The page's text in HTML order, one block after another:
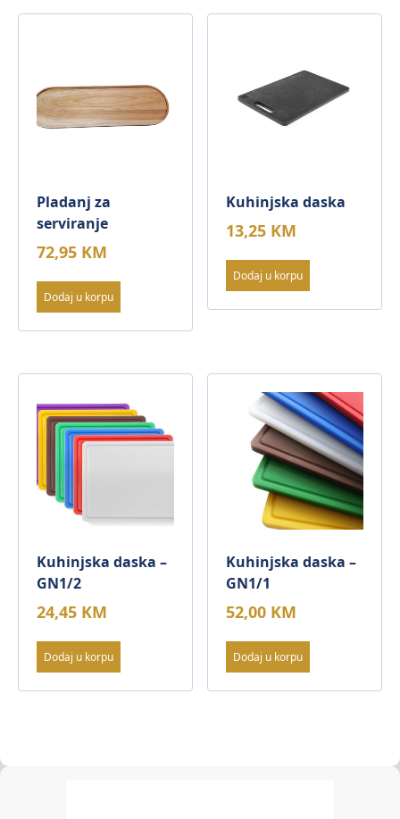
Pladanj za
serviranje
72,95 KM
Dodaj u korpu
Kuhinjska daska
13,25 KM
Dodaj u korpu
Kuhinjska daska –
GN1/2
24,45 KM
Dodaj u korpu
Kuhinjska daska –
GN1/1
52,00 KM
Dodaj u korpu